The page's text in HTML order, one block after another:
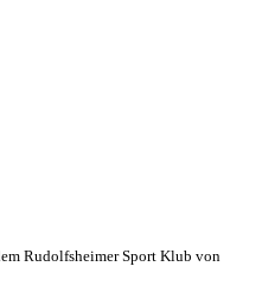
Rudolfsheimer Sport Klub von